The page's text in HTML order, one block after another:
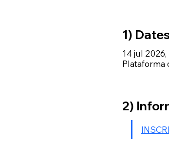
1)
14 jul 2026,
Plataforma
2)